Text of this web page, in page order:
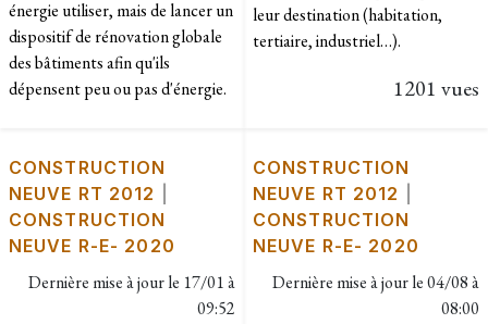
énergie utiliser, mais de lancer un
dispositif de rénovation globale
des bâtiments afin qu'ils
dépensent peu ou pas d'énergie.
leur destination (habitation,
tertiaire, industriel…).
1201 vues
CONSTRUCTION
NEUVE RT 2012
CONSTRUCTION
NEUVE R-E- 2020
Dernière mise à jour le 17/01 à
09:52
CONSTRUCTION
NEUVE RT 2012
CONSTRUCTION
NEUVE R-E- 2020
Dernière mise à jour le04/08 à
08:00